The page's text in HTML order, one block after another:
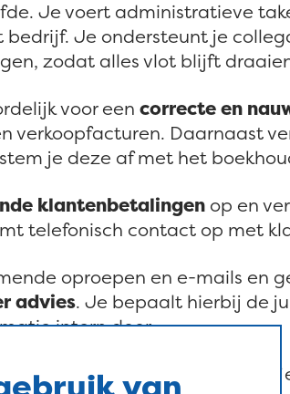
Je voert administratieve
Je ondersteunt je
zodat alles vlot blijft
voor een correcte en
verkoopfacturen. Daarnaast
je deze af met het
klantenbetalingen op en
telefonisch contact op met
oproepen en e-mails en
advies. Je bepaalt hierbij de
intern door.
administratief